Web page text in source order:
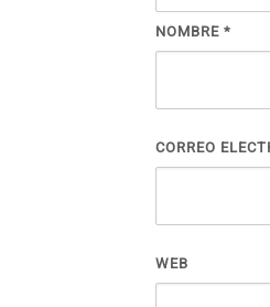
NOMBRE *
CORREO
WEB